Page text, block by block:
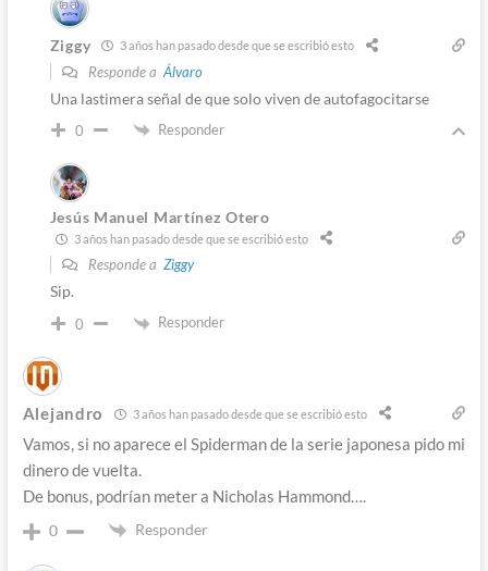
Ziggy 3 años han pasado desde que se escribió esto
Responde a Álvaro
Una lastimera señal de que solo viven de autofagocitarse
0 Responder
Jesús Manuel Martínez Otero
3 años han pasado desde que se escribió esto
Responde a Ziggy
Sip.
0 Responder
Alejandro 3 años han pasado desde que se escribió esto
Vamos, si no aparece el Spiderman de la serie japonesa pido mi
dinero de vuelta.
De bonus, podrían meter a Nicholas Hammond….
0 Responder